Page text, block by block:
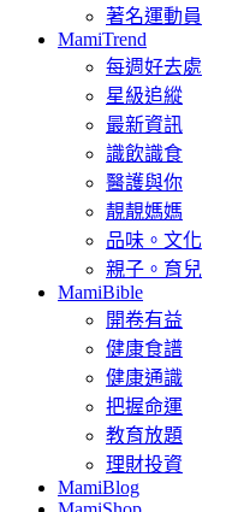
著名運動員
MamiTrend
每週好去處
星級追縱
最新資訊
識飲識食
醫護與你
靚靚媽媽
品味。文化
親子。育兒
MamiBible
開卷有益
健康食譜
健康通識
把握命運
教育放題
理財投資
MamiBlog